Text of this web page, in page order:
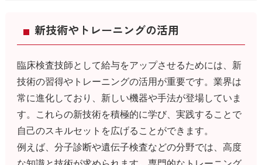
新技術やトレーニングの活用
臨床検査技師として給与をアップさせるためには、新
技術の習得やトレーニングの活用が重要です。業界は
常に進化しており、新しい機器や手法が登場していま
す。これらの新技術を積極的に学び、実践することで
自己のスキルセットを広げることができます。
例えば、分子診断や遺伝子検査などの分野では、高度